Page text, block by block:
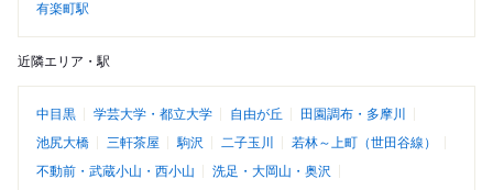
有楽町駅
近隣エリア・駅
中目黒 学芸大学・都立大学 自由が丘
田園調布・多摩川
池尻大橋
三軒茶屋 駒沢 二子玉川
若林～上町（世田谷線）
不動前・武蔵小山・西小山
洗足・大岡山・奥沢